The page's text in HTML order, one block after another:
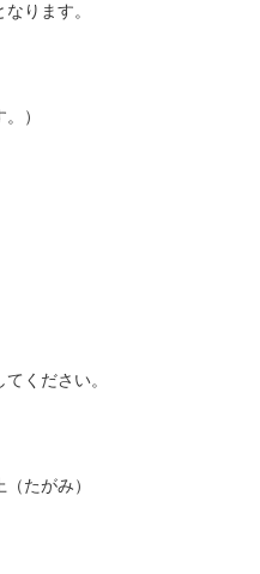
ります。
）
ください。
がみ）